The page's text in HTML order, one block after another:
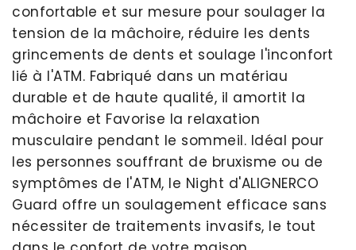
confortable et sur mesure pour soulager la
tension de la mâchoire, réduire les dents
grincements de dents et soulage l'inconfort
lié à l'ATM. Fabriqué dans un matériau
durable et de haute qualité, il amortit la
mâchoire et Favorise la relaxation
musculaire pendant le sommeil. Idéal pour
les personnes souffrant de bruxisme ou de
symptômes de l'ATM, le Night d'ALIGNERCO
Guard offre un soulagement efficace sans
nécessiter de traitements invasifs, le tout